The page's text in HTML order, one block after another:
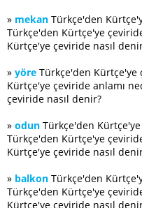
» mekan Türkçe'den
Türkçe'den Kürtçe'ye
Kürtçe'ye çeviride nasıl
» yöre Türkçe'den Kürtçe'ye
Kürtçe'ye çeviride anlamı
çeviride nasıl denir?
» odun Türkçe'den
Türkçe'den Kürtçe'ye
Kürtçe'ye çeviride nasıl
» balkon Türkçe'den
Türkçe'den Kürtçe'ye
Kürtçe'ye çeviride nasıl